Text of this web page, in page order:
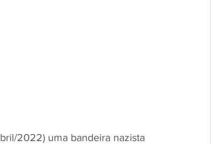
2022) uma bandeira nazista